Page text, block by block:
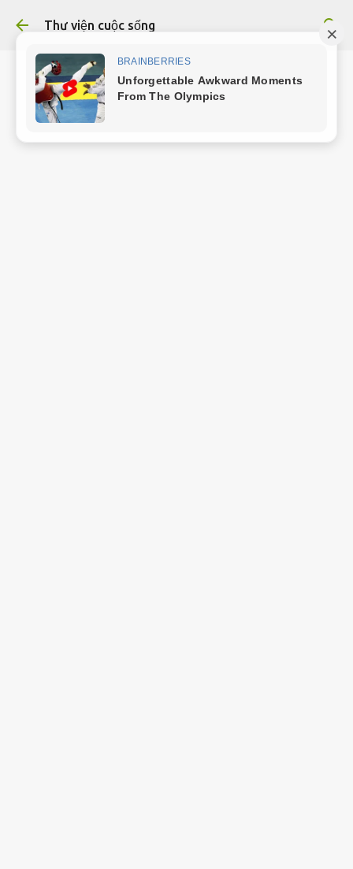
Chuyển đến nội dung chính
Thư viện cuộc sống